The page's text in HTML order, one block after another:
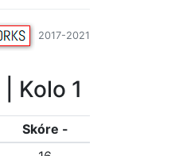
2017-2021
| Kolo 1
Skóre -